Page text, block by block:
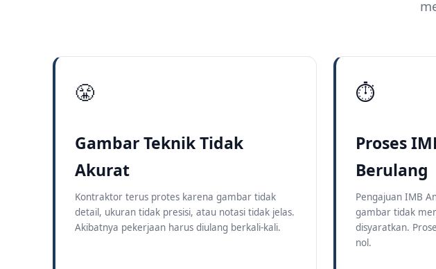
😤
Gambar Teknik Tidak
Akurat
Kontraktor terus protes karena gambar tidak
detail, ukuran tidak presisi, atau notasi tidak jelas.
Akibatnya pekerjaan harus diulang berkali-kali.
⏱
Proses
Berulang
Pengajuan IMB
gambar tidak
disyaratkan.
nol.